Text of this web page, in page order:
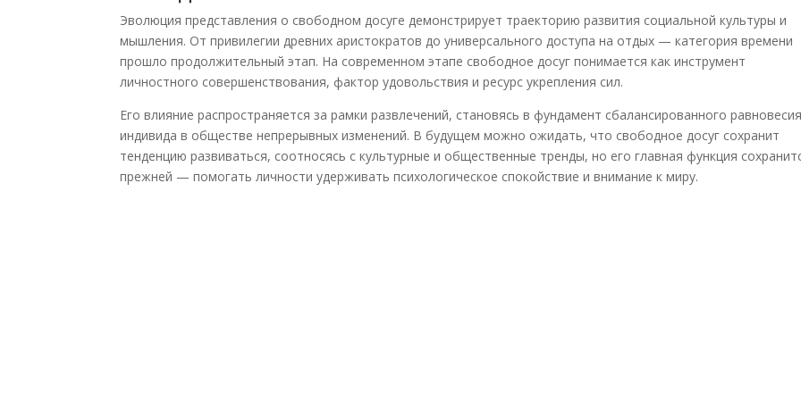
Эволюция представления о свободном досуге демонстрирует траекторию развития социальной культуры и
мышления. От привилегии древних аристократов до универсального доступа на отдых — категория времени
прошло продолжительный этап. На современном этапе свободное досуг понимается как инструмент
личностного совершенствования, фактор удовольствия и ресурс укрепления сил.
Его влияние распространяется за рамки развлечений, становясь в фундамент сбалансированного
индивида в обществе непрерывных изменений. В будущем можно ожидать, что свободное досуг сохранит
тенденцию развиваться, соотносясь с культурные и общественные тренды, но его главная функция
прежней — помогать личности удерживать психологическое спокойствие и внимание к миру.